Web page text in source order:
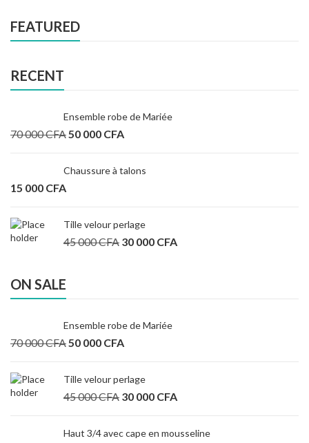
FEATURED
RECENT
Ensemble robe de Mariée
70 000CFA50 000 CFA
Chaussure à talons
15 000 CFA
Tille velour perlage
45 000CFA 30 000 CFA
ON SALE
Ensemble robe de Mariée
70 000CFA50 000 CFA
Tille velour perlage
45 000CFA 30 000 CFA
Haut 3/4 avec cape en mousseline